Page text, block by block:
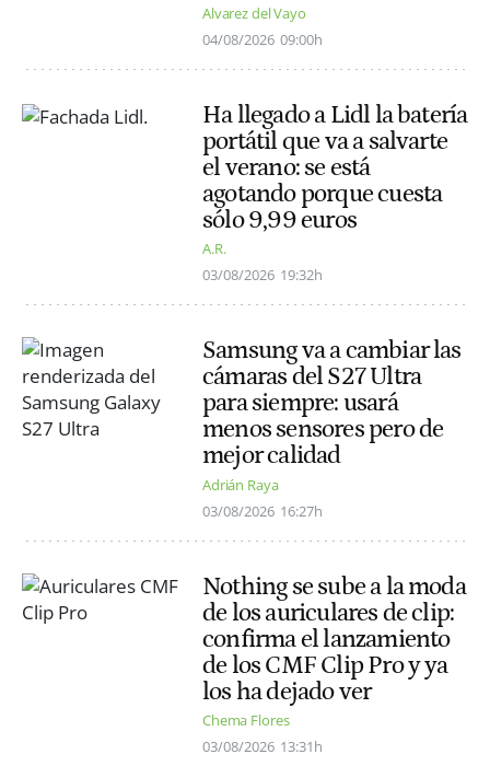
Alvarez del Vayo
04/08/2026 09:00h
Ha llegado a Lidl la batería
portátil que va a salvarte
el verano: se está
agotando porque cuesta
sólo 9,99 euros
A.R.
03/08/2026 19:32h
Samsung va a cambiar las
cámaras del S27 Ultra
para siempre: usará
menos sensores pero de
mejor calidad
Adrián Raya
03/08/2026 16:27h
Nothing se sube a la moda
de los auriculares de clip:
confirma el lanzamiento
de los CMF Clip Pro y ya
los ha dejado ver
Chema Flores
03/08/2026 13:31h